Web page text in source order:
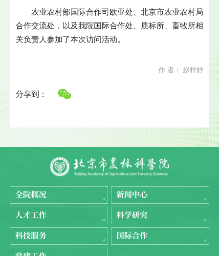
农业农村部国际合作司欧亚处、北京市农业农村局
合作交流处，以及我院国际合作处、质标所、畜牧所相
关负责人参加了本次访问活动。
作 者： 赵梓妤
分享到：
全院概况
新闻中心
人才工作
科学研究
科技服务
国际合作